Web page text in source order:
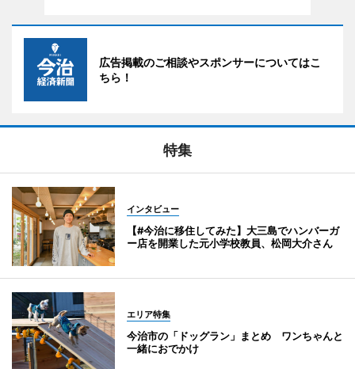
広告掲載のご相談やスポンサーについてはこ
ちら！
特集
インタビュー
【#今治に移住してみた】大三島でハンバーガ
ー店を開業した元小学校教員、松岡大介さん
エリア特集
今治市の「ドッグラン」まとめ ワンちゃんと
一緒におでかけ